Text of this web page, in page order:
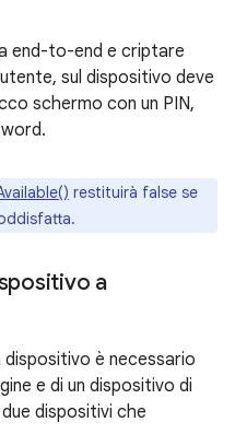
end-to-end e criptare
sul dispositivo deve
schermo con un PIN,
restituirà false se
a
è necessario
e di un dispositivo di
dispositivi che